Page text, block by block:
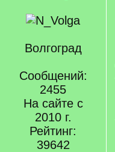
Волгоград
Сообщений:
2455
На сайте с
2010 г.
Рейтинг:
39642